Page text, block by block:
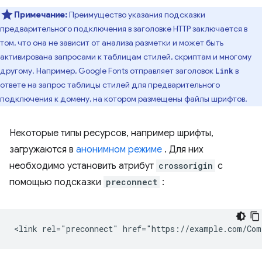
Примечание:Преимущество указания подсказки
предварительного подключения в заголовке HTTP заключается в
том, что она не зависит от анализа разметки и может быть
активирована запросами к таблицам стилей, скриптам и многому
другому. Например, Google Fonts отправляет заголовок Link в
ответе на запрос таблицы стилей для предварительного
подключения к домену, на котором размещены файлы шрифтов.
Некоторые типы ресурсов, например шрифты,
загружаются в анонимном режиме . Для них
необходимо установить атрибут crossorigin с
помощью подсказки preconnect :